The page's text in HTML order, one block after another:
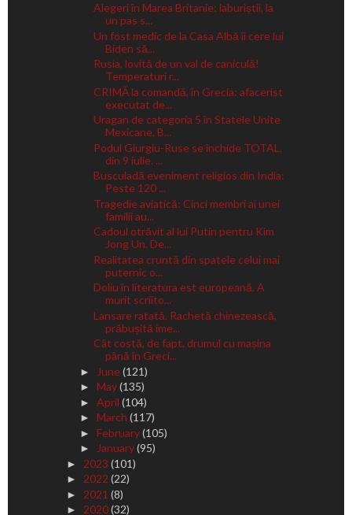
Alegeri în Marea Britanie: laburiștii, la
un pas s...
Un fost medic de la Casa Albă îi cere lui
Biden să...
Rusia, lovită de un val de caniculă!
Temperaturi r...
CRIMĂ la comandă, în Grecia: afacerist
executat de...
Uragan de categoria 5 în Statele Unite
Mexicane, B...
Podul Giurgiu-Ruse se închide TOTAL,
din 9 iulie. ...
Busculadă eveniment religios din India:
Peste 120 ...
Tragedie aviatică: Cinci membri ai unei
familii au...
Cadoul otrăvit al lui Putin pentru Kim
Jong Un. De...
Realitatea cruntă din spatele celui mai
puternic o...
Doliu în literatura est europeană. A
murit scriito...
Lansare ratată. Rachetă chinezească,
prăbușită ime...
Cât costă, de fapt, drumul cu mașina
până în Greci...
► June(121)
► May(135)
► April (104)
► March (117)
► February(105)
► January(95)
► 2023 (101)
► 2022 (22)
► 2021 (8)
► 2020(32)